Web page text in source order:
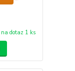
na dotaz 1 ks